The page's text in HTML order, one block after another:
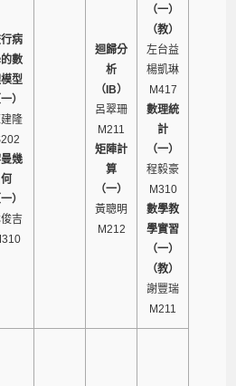
病
數
型
一）
隆
幾
何
一）
吉
迴歸分
析
（IB）
呂翠珊
M211
矩陣計
算
（一）
黃聰明
M212
（一）
（教）
左台益
楊凱琳
M417
數理統
計
（一）
程毅豪
M310
數學教
學實習
（一）
（教）
謝豐瑞
M211